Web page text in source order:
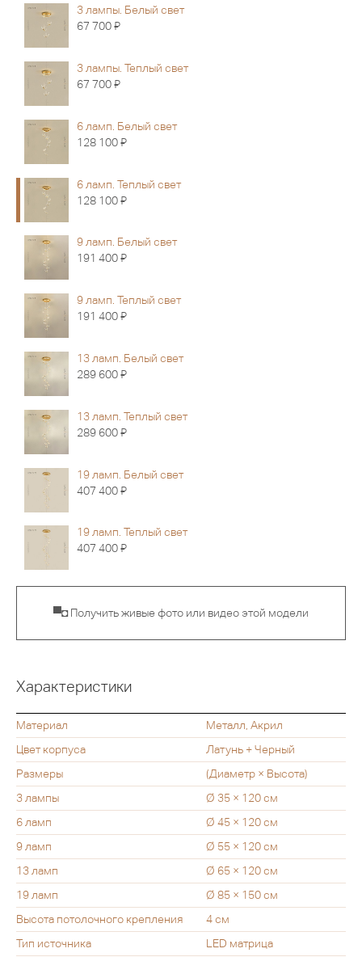
3 лампы. Белый свет
67 700Я
3 лампы. Теплый свет
67 700Я
6 ламп. Белый свет
128 100Я
6 ламп. Теплый свет
128 100Я
9 ламп. Белый свет
191 400Я
9 ламп. Теплый свет
191 400Я
13 ламп. Белый свет
289 600Я
13 ламп. Теплый свет
289 600Я
19 ламп. Белый свет
407 400Я
19 ламп. Теплый свет
407 400Я
▀◘ Получить живые фото или видео этой модели
Характеристики
Материал
Металл, Акрил
Цвет корпуса
Латунь + Черный
Размеры
(Диаметр × Высота)
3 лампы
Ø 35 × 120 см
6 ламп
Ø 45 × 120 см
9 ламп
Ø 55 × 120 см
13 ламп
Ø 65 × 120 см
19 ламп
Ø 85 × 150 см
Высота потолочного крепления
4 см
Тип источника
LED матрица